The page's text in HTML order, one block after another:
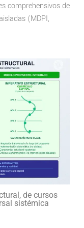
comprehensivos de
(MDPI,
de cursos
sistémica